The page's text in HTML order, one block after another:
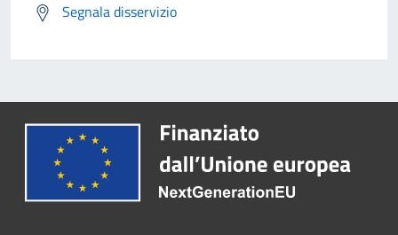
Segnala disservizio